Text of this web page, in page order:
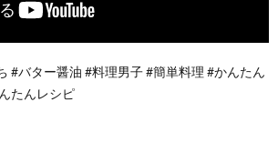
#バター醤油 #料理男子 #簡単料理 #かんたん
たんレシピ